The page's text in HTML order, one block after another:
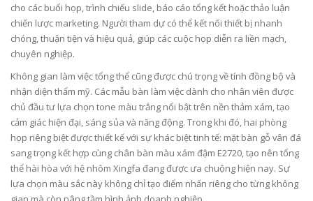
cho các buổi họp, trình chiếu slide, báo cáo tổng kết hoặc thảo luận
chiến lược marketing. Người tham dự có thể kết nối thiết bị nhanh
chóng, thuận tiện và hiệu quả, giúp các cuộc họp diễn ra liền mạch,
chuyên nghiệp.
Không gian làm việc tổng thể cũng được chú trọng về tính đồng bộ và
nhận diện thẩm mỹ. Các mẫu bàn làm việc dành cho nhân viên được
chủ đầu tư lựa chọn tone màu trắng nổi bật trên nền thảm xám, tạo
cảm giác hiện đại, sáng sủa và năng động. Trong khi đó, hai phòng
họp riêng biệt được thiết kế với sự khác biệt tinh tế: mặt bàn gỗ vân đá
sang trọng kết hợp cùng chân bàn màu xám đậm E2720, tạo nên tổng
thể hài hòa với hệ nhôm Xingfa đang được ưa chuộng hiện nay. Sự
lựa chọn màu sắc này không chỉ tạo điểm nhấn riêng cho từng không